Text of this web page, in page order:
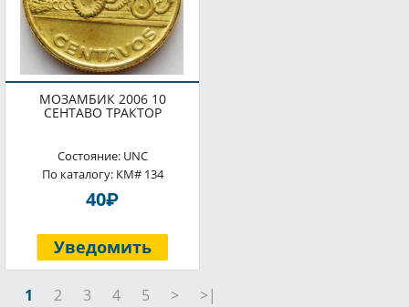
МОЗАМБИК 2006 10
СЕНТАВО ТРАКТОР
Состояние: UNC
По каталогу: КМ# 134
40P
Уведомить
1 2 3 4 5 > >|